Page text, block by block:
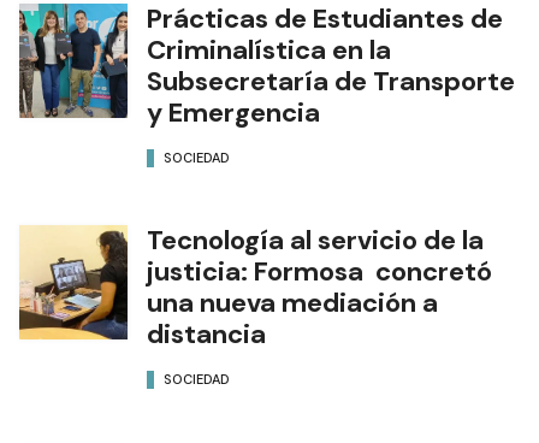
Prácticas de Estudiantes de
Criminalística en la
Subsecretaría de Transporte
y Emergencia
SOCIEDAD
Tecnología al servicio de la
justicia: Formosa concretó
una nueva mediación a
distancia
SOCIEDAD